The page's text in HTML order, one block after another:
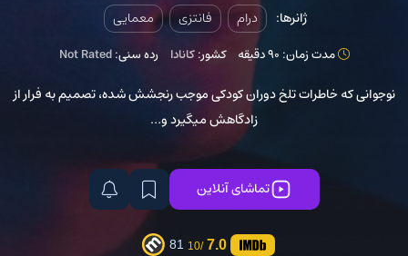
ژانرها: درام فانتزی معمایی
مدت زمان: 90 دقیقه کشور:کانادا رده سنی:Not Rated
نوجوانی که خاطرات تلخ دوران کودکی موجب رنجشش شده، تصمیم به فرار از
زادگاهش میگیرد و…
تماشای آنلاین
7.0
/10
81